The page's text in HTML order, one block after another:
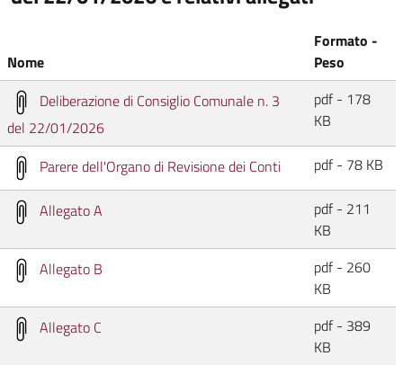
Nome
Formato -
Peso
Deliberazione di Consiglio Comunale n. 3
del 22/01/2026
pdf - 178
KB
Parere dell'Organo di Revisione dei Conti pdf - 78 KB
Allegato A
pdf - 211
KB
Allegato B
pdf - 260
KB
Allegato C
pdf - 389
KB